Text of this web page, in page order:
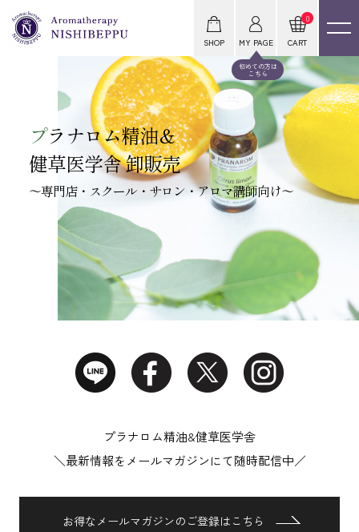
SHOP
初めての方は
こちら
MY PAGE
0
CART
プラナロム精油＆
健草医学舎 卸販売
～専門店・スクール・サロン・アロマ講師向け～
プラナロム精油&健草医学舎
＼最新情報をメールマガジンにて随時配信中／
お得なメールマガジンのご登録はこちら